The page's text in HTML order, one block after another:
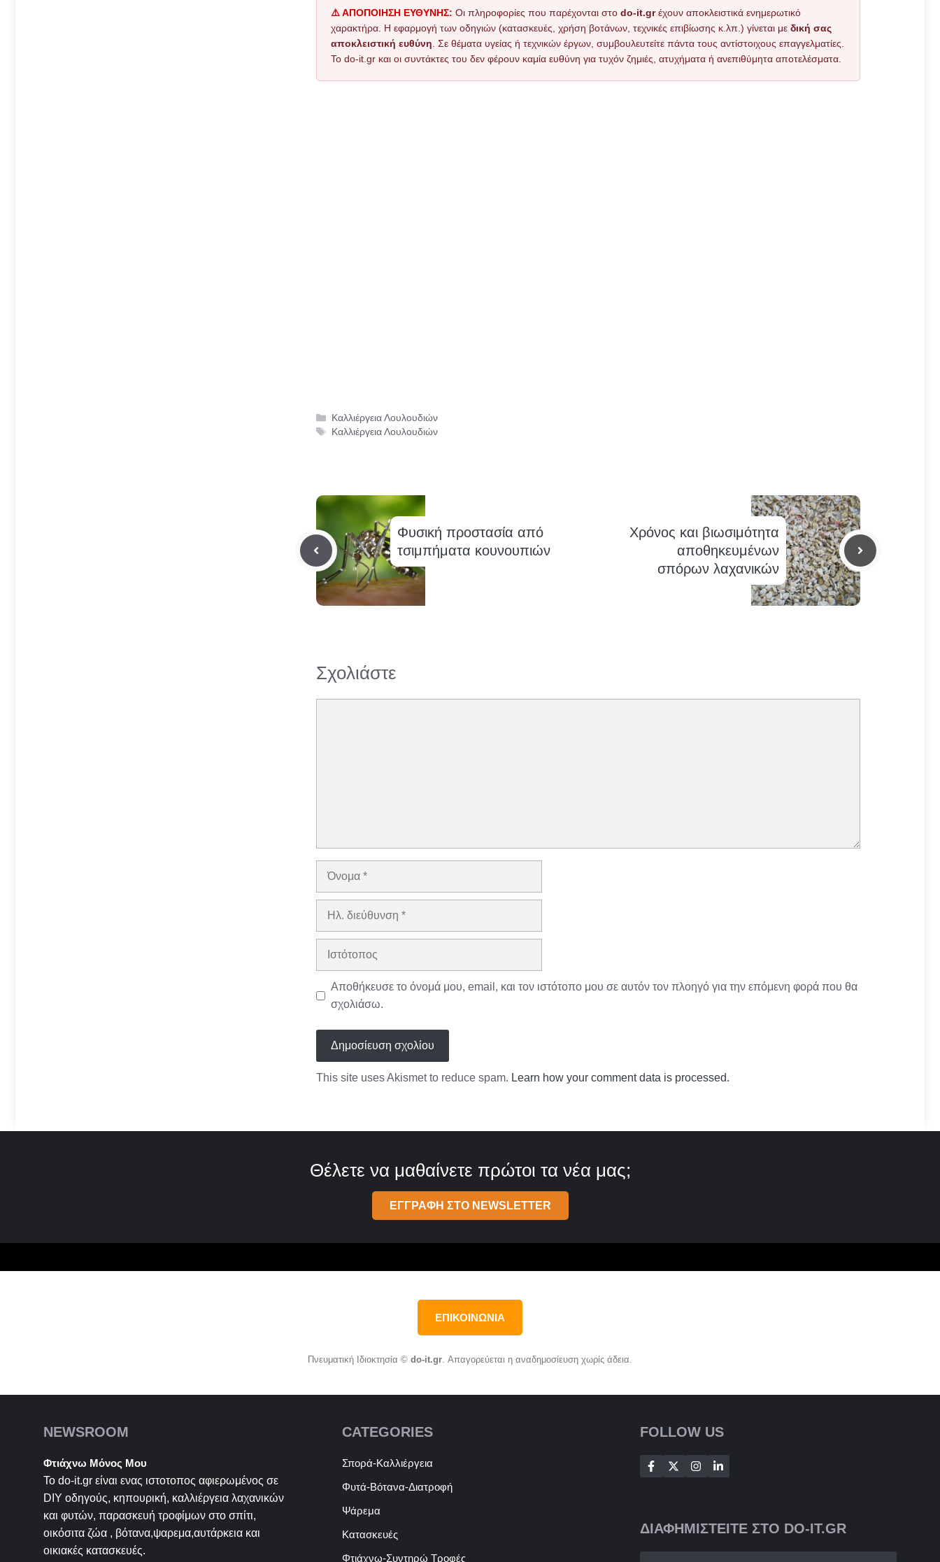
⚠️ ΑΠΟΠΟΙΗΣΗ ΕΥΘΥΝΗΣ: Οι πληροφορίες που παρέχονται στο do-it.grέχουν αποκλειστικά ενημερωτικό
χαρακτήρα. Η εφαρμογή των οδηγιών (κατασκευές, χρήση βοτάνων, τεχνικές επιβίωσης κ.λπ.) γίνεται με δική σας
αποκλειστική ευθύνη . Σε θέματα υγείας ή τεχνικών έργων, συμβουλευτείτε πάντα τους αντίστοιχους επαγγελματίες.
Το do-it.gr και οι συντάκτες του δεν φέρουν καμία ευθύνη για τυχόν ζημιές, ατυχήματα ή ανεπιθύμητα αποτελέσματα.
Κατηγορίες
Καλλιέργεια Λουλουδιών
Ετικέτες
Καλλιέργεια Λουλουδιών
Φυσική προστασία από
τσιμπήματα κουνουπιών
Χρόνος και βιωσιμότητα
αποθηκευμένων
σπόρων λαχανικών
Σχολιάστε
Όνομα
Ηλ.
Ιστότοπος
Αποθήκευσε το όνομά μου, email, και τον ιστότοπο μου σε αυτόν τον πλοηγό για την επόμενη φορά που θα
σχολιάσω.
This site uses Akismet to reduce spam. Learn how your comment data is processed.
Θέλετε να μαθαίνετε πρώτοι τα νέα μας;
ΕΓΓΡΑΦΗ ΣΤΟ NEWSLETTER
ΕΠΙΚΟΙΝΩΝΙΑ
Πνευματική Ιδιοκτησία © do-it.gr. Απαγορεύεται η αναδημοσίευση χωρίς άδεια.
NEWSROOM
Φτιάχνω Μόνος Μου
Το do-it.gr είναι ενας ιστοτοπος αφιερωμένος σε
DIY οδηγούς, κηπουρική, καλλιέργεια λαχανικών
και φυτών, παρασκευή τροφίμων στο σπίτι,
οικόσιτα ζώα , βότανα,ψαρεμα,αυτάρκεια και
οικιακές κατασκευές.
CATEGORIES
Σπορά-Καλλιέργεια
Φυτά-Βότανα-Διατροφή
Ψάρεμα
Κατασκευές
Φτιάχνω-Συντηρώ Τροφές
FOLLOW US
ΔΙΑΦΗΜΙΣΤΕΙΤΕ ΣΤΟ DO-IT.GR